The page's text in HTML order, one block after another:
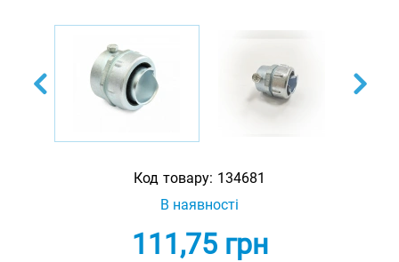
Код товару: 134681
В наявності
111,75грн